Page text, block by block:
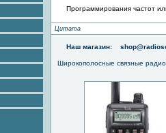
Программирования частот
Цитата
Наш магазин:
Широкополосные связные